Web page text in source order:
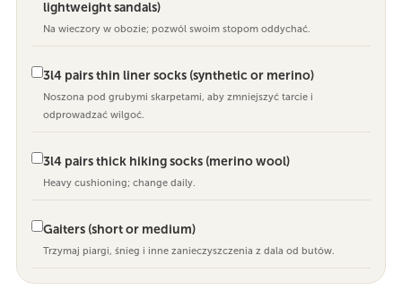
lightweight sandals)
Na wieczory w obozie; pozwól swoim stopom oddychać.
3l4 pairs thin liner socks (synthetic or merino)
Noszona pod grubymi skarpetami, aby zmniejszyć tarcie i
odprowadzać wilgoć.
3l4 pairs thick hiking socks (merino wool)
Heavy cushioning; change daily.
Gaiters (short or medium)
Trzymaj piargi, śnieg i inne zanieczyszczenia z dala od butów.